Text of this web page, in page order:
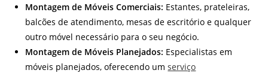
Montagem de Móveis Comerciais: Estantes, prateleiras,
balcões de atendimento, mesas de escritório e qualquer
outro móvel necessário para o seu negócio.
Montagem de Móveis Planejados: Especialistas em
móveis planejados, oferecendo umserviço